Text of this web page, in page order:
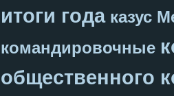
итоги года казус
командировочные
общественного